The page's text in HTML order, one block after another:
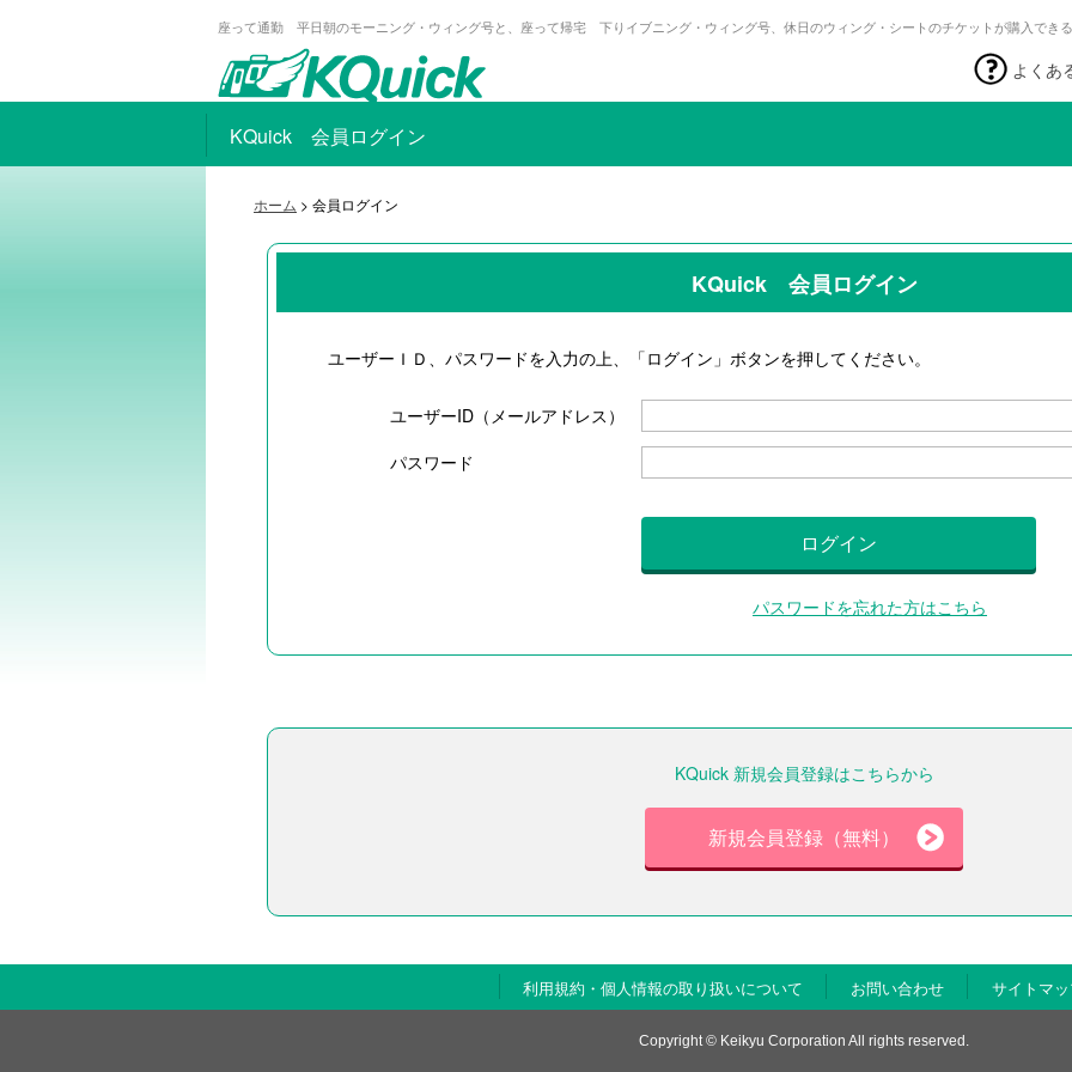
座って通勤 平日朝のモーニング・ウィング号と、座って帰宅 下りイブニング・ウィング号、休日のウィング・シートのチケットが購入でき
よくあ
KQuick 会員ログイン
ホーム > 会員ログイン
KQuick 会員ログイン
ユーザーＩＤ、パスワードを入力の上、「ログイン」ボタンを押してください。
ユーザーID（メールアドレス）
パスワード
ログイン
パスワードを忘れた方はこちら
KQuick 新規会員登録はこちらから
新規会員登録（無料）
利用規約・個人情報の取り扱いについて お問い合わせ サイトマ
Copyright © Keikyu Corporation All rights reserved.